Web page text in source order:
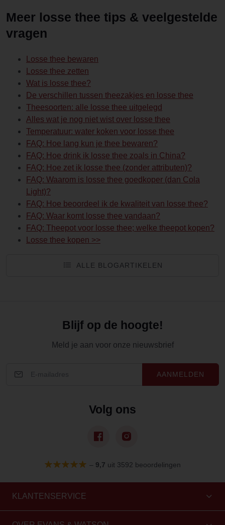
Meer losse thee tips & veelgestelde
vragen
Losse thee bewaren
Losse thee zetten
Wat is losse thee?
De verschillen tussen theezakjes en losse thee
Theesoorten: alle losse thee uitgelegd
Alles wat je nog niet wist over losse thee
Temperatuur: water koken voor losse thee
FAQ: Hoe lang kun je thee bewaren?
FAQ: Hoe drink ik losse thee zoals in China?
FAQ: Hoe zet ik losse thee (zonder attributen)?
FAQ: Waarom is losse thee goedkoper (dan Cola
Light)?
FAQ: Hoe beoordeel ik de kwaliteit van losse thee?
FAQ: Waar komt losse thee vandaan?
FAQ: Theepot voor losse thee; welke theepot kopen?
Losse thee kopen >>
ALLE BLOGARTIKELEN
Blijf op de hoogte!
Meld je aan voor onze nieuwsbrief
AANMELDEN
Volg ons
– 9,7 uit 3592 beoordelingen
KLANTENSERVICE